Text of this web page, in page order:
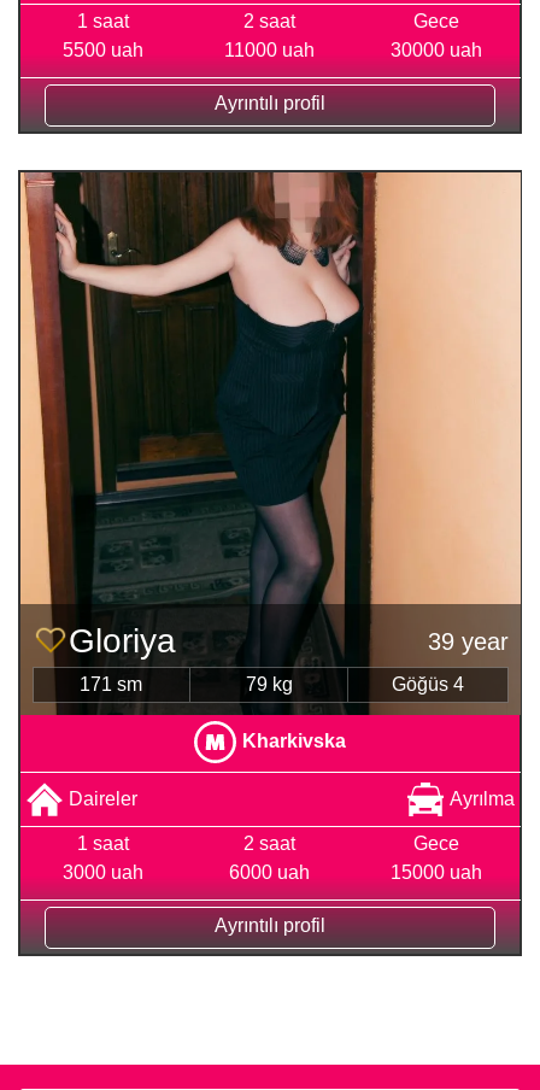
1 saat
5500 uah
2 saat
11000 uah
Gece
30000 uah
Ayrıntılı profil
Gloriya 39 year
171 sm 79 kg Göğüs 4
Kharkivska
Daireler Ayrılma
1 saat
3000 uah
2 saat
6000 uah
Gece
15000 uah
Ayrıntılı profil